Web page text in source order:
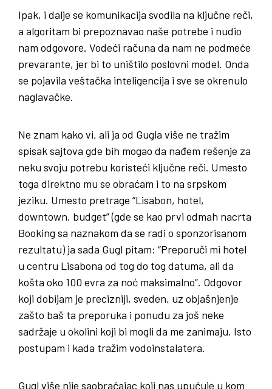
Ipak, i dalje se komunikacija svodila na ključne reči,
a algoritam bi prepoznavao naše potrebe i nudio
nam odgovore. Vodeći računa da nam ne podmeće
prevarante, jer bi to uništilo poslovni model. Onda
se pojavila veštačka inteligencija i sve se okrenulo
naglavačke.
Ne znam kako vi, ali ja od Gugla više ne tražim
spisak sajtova gde bih mogao da nađem rešenje za
neku svoju potrebu koristeći ključne reči. Umesto
toga direktno mu se obraćam i to na srpskom
jeziku. Umesto pretrage “Lisabon, hotel,
downtown, budget” (gde se kao prvi odmah nacrta
Booking sa naznakom da se radi o sponzorisanom
rezultatu) ja sada Gugl pitam: “Preporuči mi hotel
u centru Lisabona od tog do tog datuma, ali da
košta oko 100 evra za noć maksimalno”. Odgovor
koji dobijam je precizniji, sveden, uz objašnjenje
zašto baš ta preporuka i ponudu za još neke
sadržaje u okolini koji bi mogli da me zanimaju. Isto
postupam i kada tražim vodoinstalatera.
Gugl više nije saobraćajac koji nas upućuje u kom